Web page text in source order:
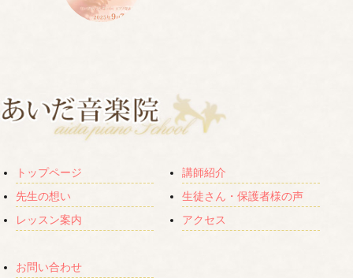
トップページ
先生の想い
レッスン案内
講師紹介
生徒さん・保護者様の声
アクセス
お問い合わせ